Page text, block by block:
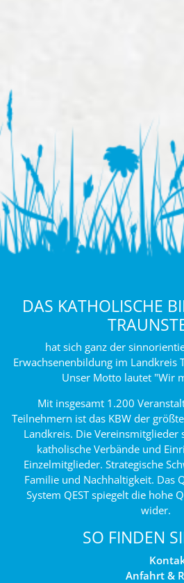
DAS KATHOLISCHE
hat sich ganz der
Erwachsenenbildung im Landkreis
Unser Motto lautet "Wir
Mit insgesamt 1.200
Teilnehmern ist das KBW der
Landkreis. Die Vereinsmitglieder
katholische Verbände und
Einzelmitglieder. Strategische
Familie und Nachhaltigkeit. Das
System QEST spiegelt die hohe
wider.
SO FINDEN
Anfahrt &